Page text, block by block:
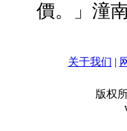
價。」潼
关于我们 |
版权